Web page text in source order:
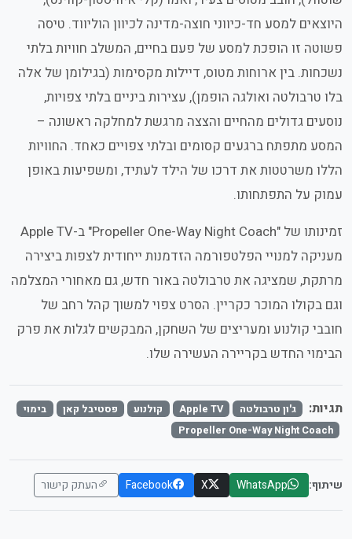
היוצאים למסע חד-כיווני חוצה-מדינה לכיוון הוליווד. טיסה
פשוטה זו הופכת למסע של פעם בחיים, המשלב חוויות בלתי
נשכחות. בין ארוחות מטוס, דיילות מקסימות (בגילומן של אלה
בלו טרבולטה ואולגה הופמן), עצירות ביניים בלתי צפויות,
נוסעים גדולים מהחיים והצצה מרגשת למחלקה ראשונה –
המסע מתפתח ברגעים קסומים ובלתי צפויים כאחד. החוויות
הללו משרטטות את דרכו של הילד לעתיד, ומשפיעות באופן
עמוק על התפתחותו.
זמינותו של "Propeller One-Way Night Coach" ב-Apple TV
מעניקה למנויי הפלטפורמה הזדמנות ייחודית לצפות ביצירה
מרתקת, שמציגה את טרבולטה באור חדש, גם מאחורי המצלמה
וגם בקולו המוכר כקריין. הסרט צפוי למשוך קהל רחב של
חובבי קולנוע ומעריצים של השחקן, המבקשים לגלות את פרק
הבימוי החדש בקריירה העשירה שלו.
תגיות: ג'ון טרבולטה Apple TV קולנוע פסטיבל קאן
בימוי
Propeller One-Way Night Coach
שיתוף: WhatsApp
X
Facebook העתק קישור